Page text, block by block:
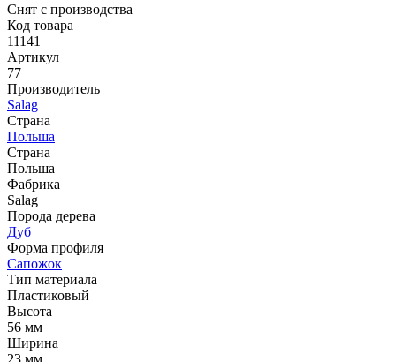
Снят с производства
Код товара
11141
Артикул
77
Производитель
Salag
Страна
Польша
Страна
Польша
Фабрика
Salag
Порода дерева
Дуб
Форма профиля
Сапожок
Тип материала
Пластиковый
Высота
56 мм
Ширина
23 мм